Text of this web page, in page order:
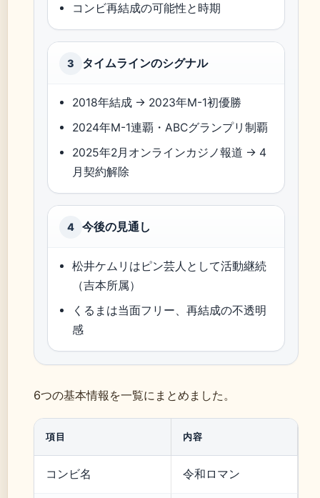
コンビ再結成の可能性と時期
3 タイムラインのシグナル
2018年結成 → 2023年M-1初優勝
2024年M-1連覇・ABCグランプリ制覇
2025年2月オンラインカジノ報道 → 4
月契約解除
4 今後の見通し
松井ケムリはピン芸人として活動継続
（吉本所属）
くるまは当面フリー、再結成の不透明
感
6つの基本情報を一覧にまとめました。
項目 内容
コンビ名 令和ロマン